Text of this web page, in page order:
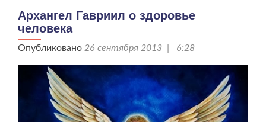
Архангел Гавриил о здоровье
человека
Опубликовано 26 сентября 2013 | 6:28